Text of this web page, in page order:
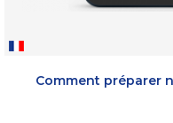
Comment préparer